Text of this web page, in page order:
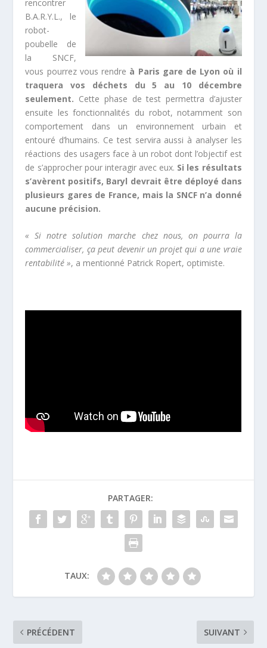
rencontrer
B.A.R.Y.L., le
robot-
poubelle de
la SNCF,
vous pourrez vous rendre à Paris gare de Lyon où il
traquera vos déchets du 5 au 10 décembre
seulement. Cette phase de test permettra d’ajuster
ensuite les fonctionnalités du robot, notamment son
comportement dans un environnement urbain et
entouré d’humains. Ce test servira aussi à analyser les
réactions des usagers face à un robot dont l’objectif est
de s’approcher pour interagir avec eux. Si les résultats
s’avèrent positifs, Baryl devrait être déployé dans
plusieurs gares de France, mais la SNCF n’a donné
aucune précision.
« Si notre solution marche chez nous, on pourra la
commercialiser, ça peut devenir un projet qui a une vraie
rentabilité », a mentionné Patrick Ropert, optimiste.
PARTAGER:
TAUX:
PRÉCÉDENT SUIVANT